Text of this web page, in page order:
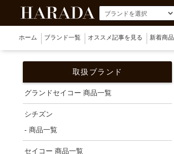
ホーム ブランド一覧 オススメ記事を見る 新着商品
取扱ブランド
グランドセイコー 商品一覧
シチズン
- 商品一覧
セイコー 商品一覧